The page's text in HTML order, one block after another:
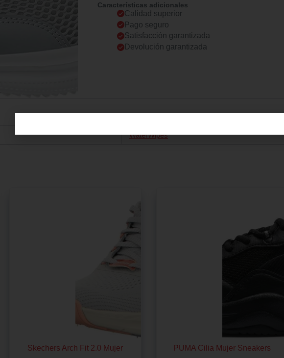
Características adicionales
Calidad superior
Pago seguro
Satisfacción garantizada
Devolución garantizada
WaterWipes
Skechers Arch Fit 2.0 Mujer PUMA Cilia Mujer Sneakers